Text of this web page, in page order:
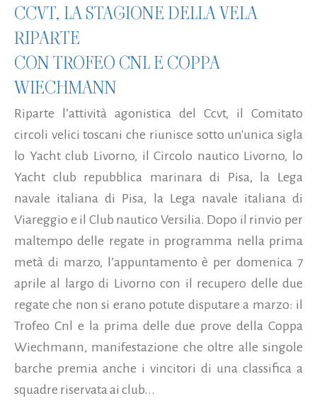
CCVT, LA STAGIONE DELLA VELA
RIPARTE
CON TROFEO CNL E COPPA
WIECHMANN
Riparte l’attività agonistica del Ccvt, il Comitato
circoli velici toscani che riunisce sotto un'unica sigla
lo Yacht club Livorno, il Circolo nautico Livorno, lo
Yacht club repubblica marinara di Pisa, la Lega
navale italiana di Pisa, la Lega navale italiana di
Viareggio e il Club nautico Versilia. Dopo il rinvio per
maltempo delle regate in programma nella prima
metà di marzo, l’appuntamento è per domenica 7
aprile al largo di Livorno con il recupero delle due
regate che non si erano potute disputare a marzo: il
Trofeo Cnl e la prima delle due prove della Coppa
Wiechmann, manifestazione che oltre alle singole
barche premia anche i vincitori di una classifica a
squadre riservata ai club...